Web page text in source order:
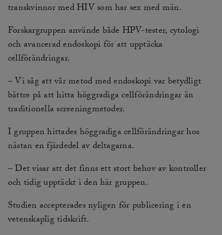
transkvinnor med HIV som har sex med män.
Forskargruppen använde både HPV-tester, cytologi
och avancerad endoskopi för att upptäcka
cellförändringar.
– Vi såg att vår metod med endoskopi var betydligt
bättre på att hitta höggradiga cellförändringar än
traditionella screeningmetoder.
I gruppen hittades höggradiga cellförändringar hos
nästan en fjärdedel av deltagarna.
– Det visar att det finns ett stort behov av kontroller
och tidig upptäckt i den här gruppen.
Studien accepterades nyligen för publicering i en
vetenskaplig tidskrift.